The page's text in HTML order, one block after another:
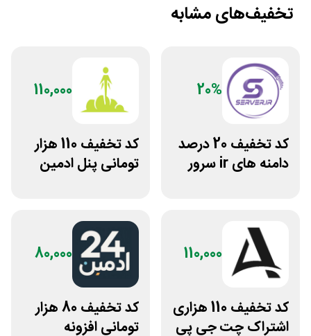
تخفیف‌های مشابه
20%
کد تخفیف 20 درصد
دامنه های ir سرور
110,000
کد تخفیف 110 هزار
تومانی پنل ادمین
110,000
کد تخفیف 110 هزاری
اشتراک چت جی پی
80,000
کد تخفیف 80 هزار
تومانی افزونه